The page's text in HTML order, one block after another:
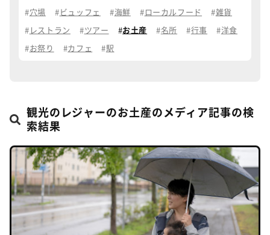
穴場 ビュッフェ 海鮮 ローカルフード 雑貨
レストラン ツアー お土産 名所 行事 洋食
お祭り カフェ 駅
観光のレジャーのお土産のメディア記事の検
索結果